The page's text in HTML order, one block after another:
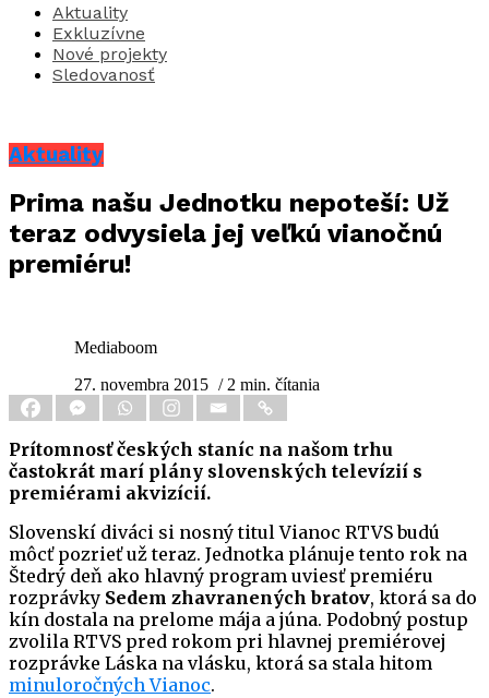
Aktuality
Exkluzívne
Nové projekty
Sledovanosť
Aktuality
Prima našu Jednotku nepoteší: Už
teraz odvysiela jej veľkú vianočnú
premiéru!
Mediaboom
27. novembra 2015 / 2 min. čítania
Prítomnosť českých staníc na našom trhu
častokrát marí plány slovenských televízií s
premiérami akvizícií.
Slovenskí diváci si nosný titul Vianoc RTVS budú
môcť pozrieť už teraz. Jednotka plánuje tento rok na
Štedrý deň ako hlavný program uviesť premiéru
rozprávky Sedem zhavranených bratov, ktorá sa do
kín dostala na prelome mája a júna. Podobný postup
zvolila RTVS pred rokom pri hlavnej premiérovej
rozprávke Láska na vlásku, ktorá sa stala hitom
minuloročných Vianoc.